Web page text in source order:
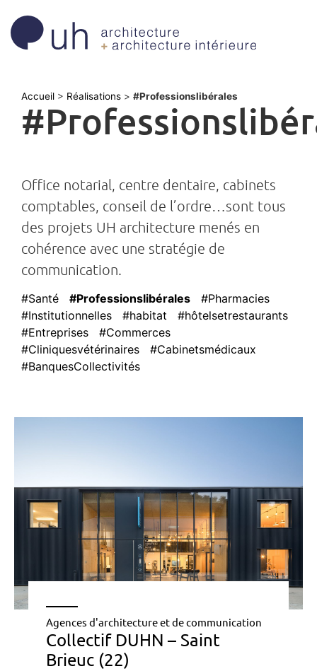
Accueil > Réalisations > #Professionslibérales
Office notarial, centre dentaire, cabinets
comptables, conseil de l’ordre…sont tous
des projets UH architecture menés en
cohérence avec une stratégie de
communication.
#Santé #Professionslibérales
#Pharmacies
#Institutionnelles
#habitat
#hôtelsetrestaurants
#Entreprises
#Commerces
#Cliniquesvétérinaires
#Cabinetsmédicaux
#BanquesCollectivités
Agences d'architecture et de communication
Collectif DUHN – Saint
Brieuc (22)